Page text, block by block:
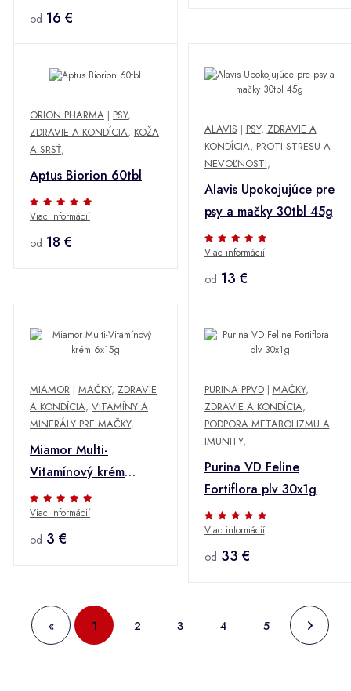
od 16 €
ORION PHARMA | PSY,
ZDRAVIE A KONDÍCIA, KOŽA
A SRSŤ,
Aptus Biorion 60tbl
Viac informácií
od 18 €
ALAVIS | PSY, ZDRAVIE A
KONDÍCIA, PROTI STRESU A
NEVOĽNOSTI,
Alavis Upokojujúce pre
psy a mačky 30tbl 45g
Viac informácií
od 13 €
MIAMOR | MAČKY, ZDRAVIE
A KONDÍCIA, VITAMÍNY A
MINERÁLY PRE MAČKY,
Miamor Multi-
Vitamínový krém
6x15g
Viac informácií
od 3 €
PURINA PPVD| MAČKY,
ZDRAVIE A KONDÍCIA,
PODPORA METABOLIZMU A
IMUNITY,
Purina VD Feline
Fortiflora plv 30x1g
Viac informácií
od 33 €
« 1 2 3 4 5